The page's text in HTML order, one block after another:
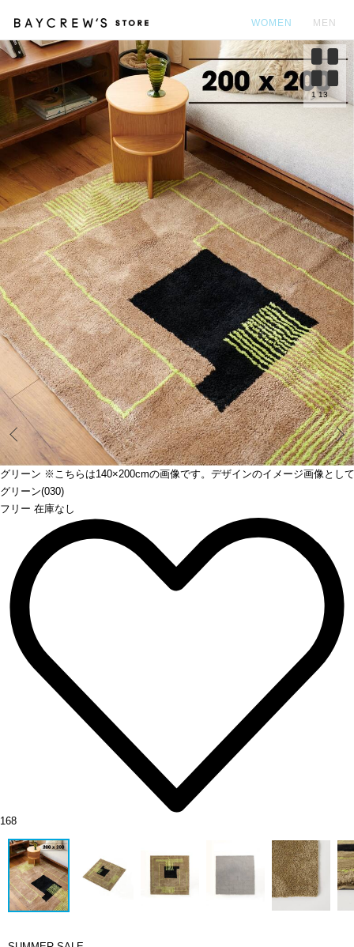
WOMEN MEN
さい。
グリーン ※こちらは140×200cmの画像です。デザインのイメージ画像とし
グリーン(030)
フリー 在庫なし
Prev
1 13
168